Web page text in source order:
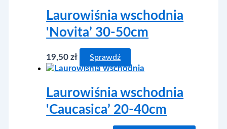
Laurowiśnia wschodnia
'Novita’ 30-50cm
19,50zł Sprawdź
Laurowiśnia wschodnia
'Caucasica’ 20-40cm